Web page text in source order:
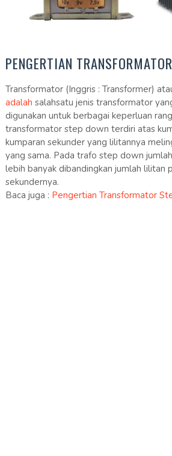
PENGERTIAN
Transformator (Inggris : Transformer)
adalah salahsatu jenis transformator
digunakan untuk berbagai keperluan
transformator step down terdiri atas
kumparan sekunder yang lilitannya
yang sama. Pada trafo step down
lebih banyak dibandingkan jumlah lilitan
sekundernya.
Baca juga : Pengertian Transformator